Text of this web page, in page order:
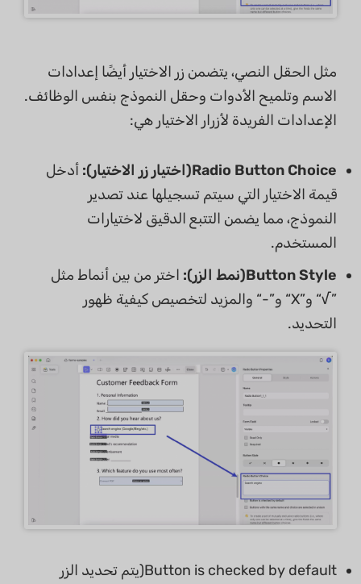
مثل الحقل النصي، يتضمن زر الاختيار أيضًا إعدادات
الاسم وتلميح الأدوات وحقل النموذج بنفس الوظائف.
الإعدادات الفريدة لأزرار الاختيار هي:
Radio Button Choice(اختيار زر الاختيار):
أدخل
قيمة الاختيار التي سيتم تسجيلها عند تصدير
النموذج، مما يضمن التتبع الدقيق لاختيارات
المستخدم.
Button Style(نمط الزر):
اختر من بين أنماط مثل
”√“ و”X“ و”-“ والمزيد لتخصيص كيفية ظهور
التحديد.
Button is checked by default(يتم تحديد الزر